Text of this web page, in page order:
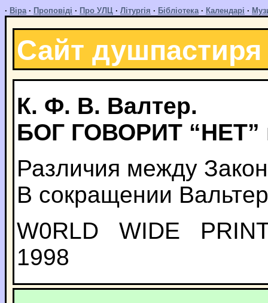
· Віра· Проповіді · Про УЛЦ · Літургія · Бібліотека· Календарі ·
Сайт
К. Ф. В. Валтер.
БОГ ГОВОРИТ
Различия между
В сокращении
W0RLD WIDE
1998